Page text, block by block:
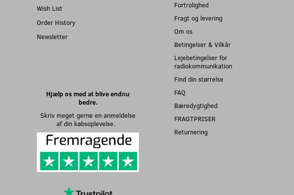
Wish List
Order History
Newsletter
Hjælp os med at blive endnu
bedre.
Skriv meget gerne en anmeldelse
af din købsoplevelse.
Fortrolighed
Fragt og levering
Om os
Betingelser & Vilkår
Lejebetingelser for
radiokommunikation
Find din størrelse
FAQ
Bæredygtighed
FRAGTPRISER
Returnering